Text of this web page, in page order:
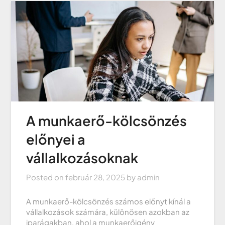
A munkaerő-kölcsönzés
előnyei a
vállalkozásoknak
Posted onfebruár 28, 2025 by admin
A munkaerő-kölcsönzés számos előnyt kínál a
vállalkozások számára, különösen azokban az
iparágakban, ahol a munkaerőigény